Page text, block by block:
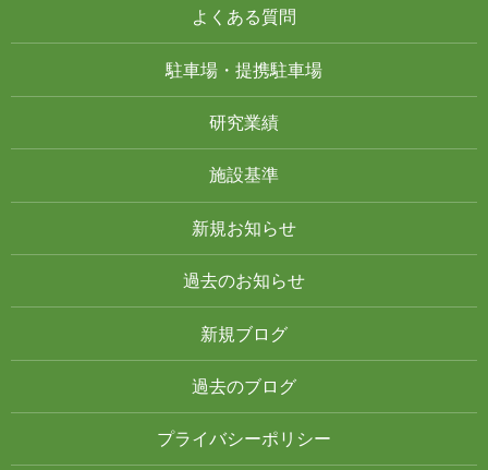
よくある質問
駐車場・提携駐車場
研究業績
施設基準
新規お知らせ
過去のお知らせ
新規ブログ
過去のブログ
プライバシーポリシー